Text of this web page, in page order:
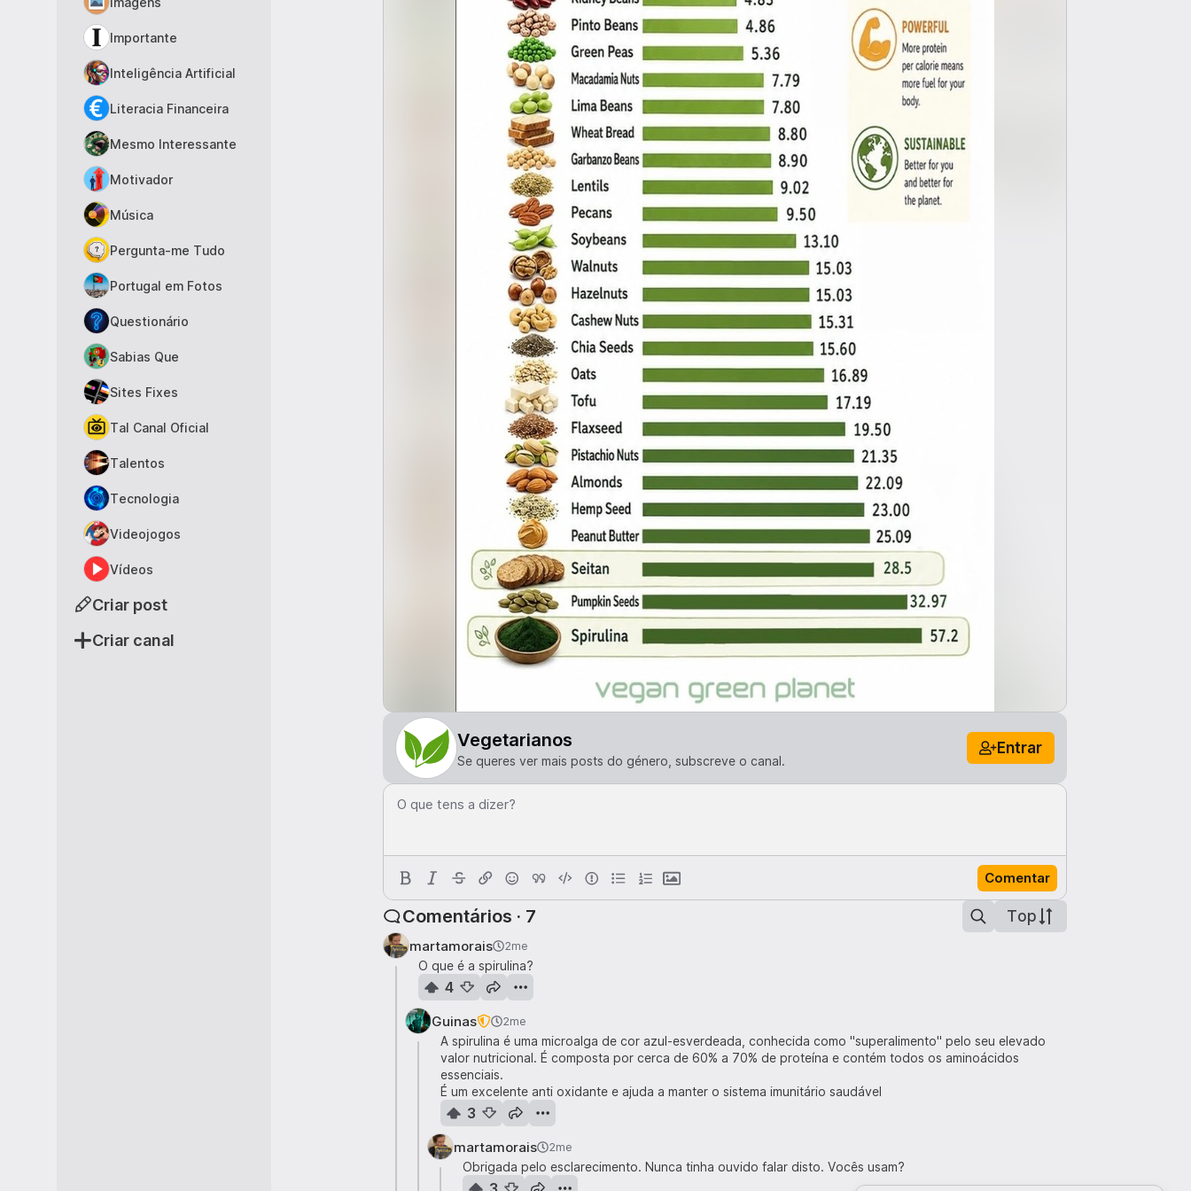
Criar canal
Criar post
Importante
Inteligência Artificial
Literacia Financeira
Mesmo Interessante
Motivador
Música
Pergunta-me Tudo
Portugal em Fotos
Questionário
Sabias Que
Sites Fixes
Tal Canal Oficial
Talentos
Tecnologia
Videojogos
Vídeos
Vegetarianos
Se queres ver mais posts do género, subscreve o canal.
Entrar
O que tens a dizer?
Comentar
Comentários · 7 Top
martamorais 2me
O que é a spirulina?
4
Guinas 2me
A spirulina é uma microalga de cor azul-esverdeada, conhecida como "superalimento" pelo seu elevado
valor nutricional. É composta por cerca de 60% a 70% de proteína e contém todos os aminoácidos
essenciais.
É um excelente anti oxidante e ajuda a manter o sistema imunitário saudável
3
martamorais 2me
Obrigada pelo esclarecimento. Nunca tinha ouvido falar disto. Vocês usam?